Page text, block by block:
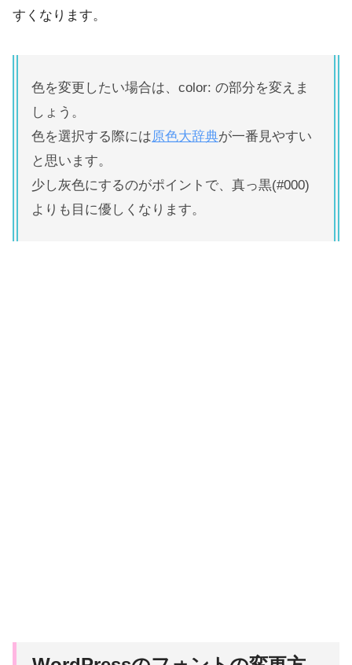
すくなります。
色を変更したい場合は、color: の部分を変えま
しょう。
色を選択する際には原色大辞典が一番見やすい
と思います。
少し灰色にするのがポイントで、真っ黒(#000)
よりも目に優しくなります。